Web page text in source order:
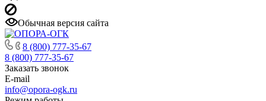
Обычная версия сайта
8 (800) 777-35-67
8 (800) 777-35-67
Заказать звонок
E-mail
info@opora-ogk.ru